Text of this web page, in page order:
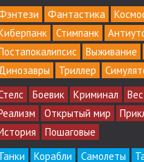
Фантастика
Стимпанк
Выживание
Триллер
Боевик Криминал
Открытый мир
Пошаговые
Корабли Самолеты